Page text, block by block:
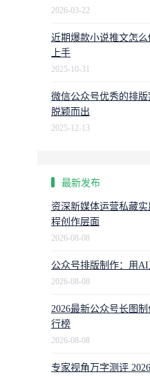
2026-03-22
近期爆款小说推文怎
上手
2025-10-31
微信公众号优秀的排
脱颖而出
2025-12-13
最新发布
资深新媒体运营私藏
程创作层面
2026-08-08
公众号排版制作：用
2026-08-08
2026最新公众号长图
行榜
2026-08-08
专家视角万字测评